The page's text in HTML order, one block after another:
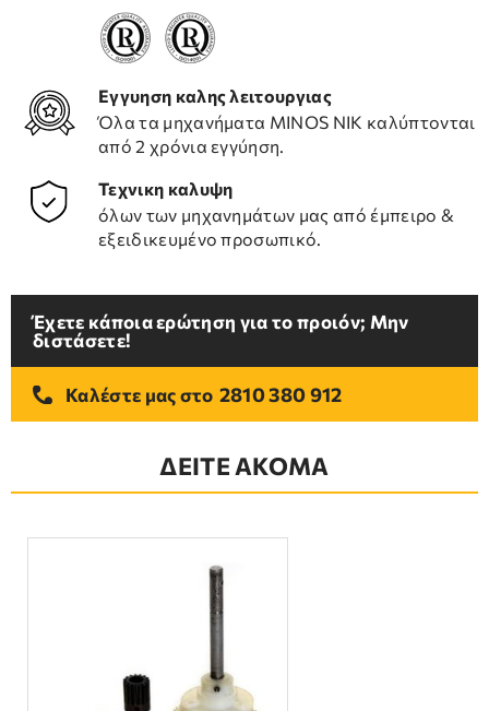
Εγγυηση καλης λειτουργιας
Όλα τα μηχανήματα ΜΙΝΟS NIK καλύπτονται
από 2 χρόνια εγγύηση.
Τεχνικη καλυψη
όλων των μηχανημάτων μας από έμπειρο &
εξειδικευμένο προσωπικό.
Έχετε κάποια ερώτηση για το προιόν; Μην
διστάσετε!
Καλέστε μας στο 2810 380 912
ΔΕΙΤΕ ΑΚΟΜΑ